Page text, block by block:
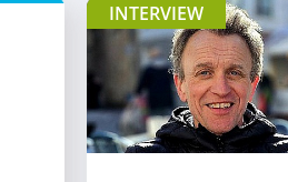
INTERVIEW